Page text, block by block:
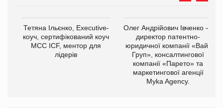
Тетяна Ільєнко, Executive-
коуч, сертифікований коуч
МСС ICF, ментор для
лідерів
Олег Андрійович Івченко —
директор патентно-
юридичної компанії «Вайз
Груп», консалтингової
компанії «Парето» та
маркетингової агенції
Myka Agency.